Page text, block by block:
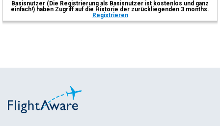
Basisnutzer (Die Registrierung als Basisnutzer ist kostenlos und ganz
einfach!) haben Zugriff auf die Historie der zurückliegenden 3 months.
Registrieren